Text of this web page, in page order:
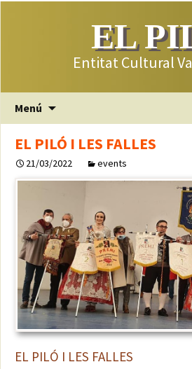
EL
Entitat Cultural
Menú
contenido
EL PILÓ I LES FALLES
21/03/2022 events
EL PILÓ I LES FALLES